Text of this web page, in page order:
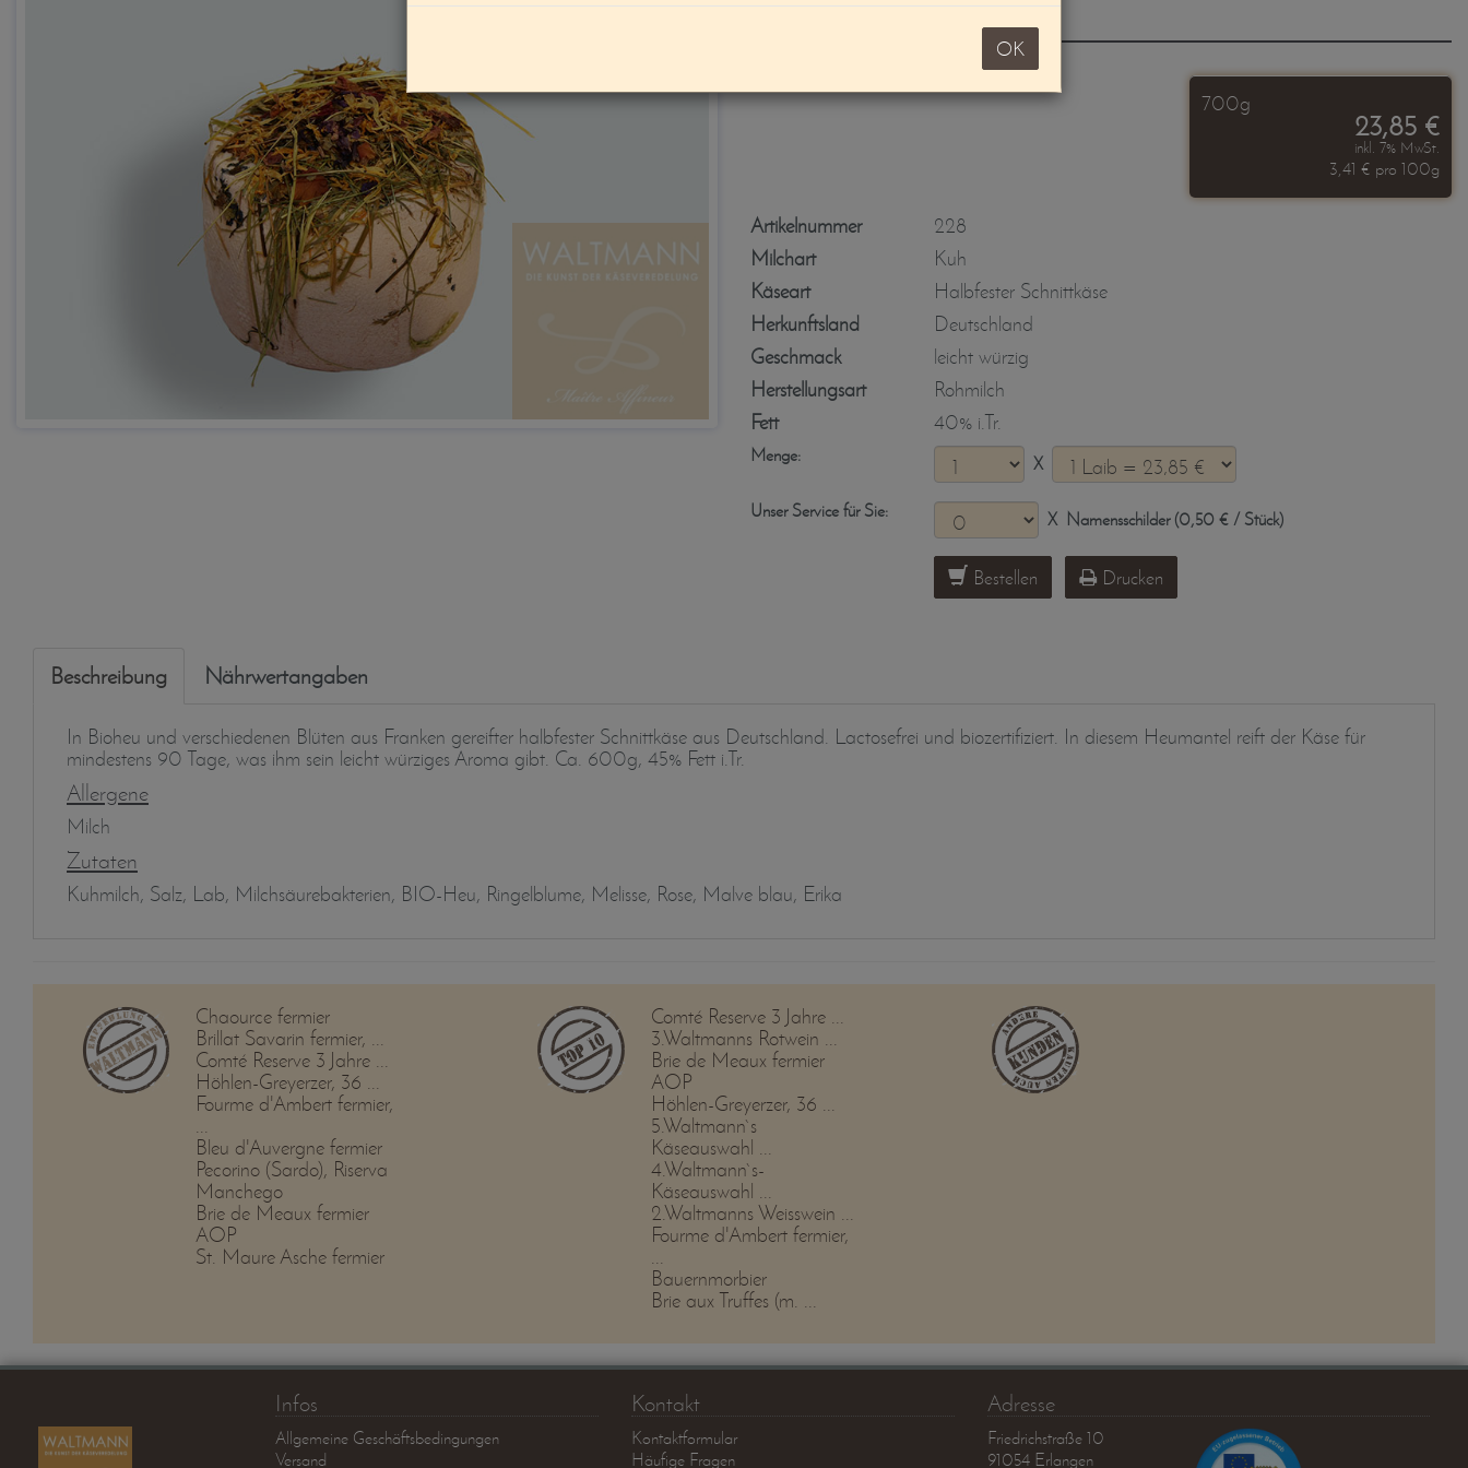
OK
Wiesenzauber
700g
23,85 €
inkl. 7% MwSt.
3,41 € pro 100g
Artikelnummer
228
Milchart
Kuh
Käseart
Halbfester Schnittkäse
Herkunftsland
Deutschland
Geschmack
leicht würzig
Herstellungsart
Rohmilch
Fett
40% i.Tr.
Menge: X
Unser Service für Sie: X Namensschilder (0,50 € / Stück)
Bestellen Drucken
Beschreibung Nährwertangaben
In Bioheu und verschiedenen Blüten aus Franken gereifter halbfester Schnittkäse aus Deutschland. Lactosefrei und biozertifiziert. In diesem Heumantel reift der Käse für
mindestens 90 Tage, was ihm sein leicht würziges Aroma gibt. Ca. 600g, 45% Fett i.Tr.
Allergene
Milch
Zutaten
Kuhmilch, Salz, Lab, Milchsäurebakterien, BIO-Heu, Ringelblume, Melisse, Rose, Malve blau, Erika
Chaource fermier
Brillat Savarin fermier, ...
Comté Reserve 3 Jahre ...
Höhlen-Greyerzer, 36 ...
Fourme d'Ambert fermier,
Bleu d'Auvergne fermier
Pecorino (Sardo), Riserva
Manchego
Brie de Meaux fermier
AOP
St. Maure Asche fermier
Comté Reserve 3 Jahre ...
3.Waltmanns Rotwein ...
Brie de Meaux fermier
AOP
Höhlen-Greyerzer, 36 ...
5.Waltmann`s
Käseauswahl ...
4.Waltmann`s-
Käseauswahl ...
2.Waltmanns Weisswein ...
Fourme d'Ambert fermier,
Bauernmorbier
Brie aux Truffes (m. ...
Infos
Allgemeine Geschäftsbedingungen
Versand
Kontakt
Kontaktformular
Häufige Fragen
Adresse
Friedrichstraße 10
91054 Erlangen